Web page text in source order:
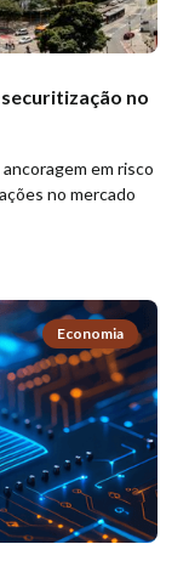
no
em risco
no mercado
Economia